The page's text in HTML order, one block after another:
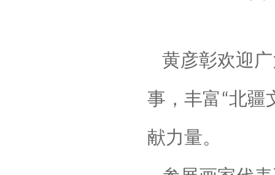
黄彦彰欢迎
事，丰富“北疆
献力量。